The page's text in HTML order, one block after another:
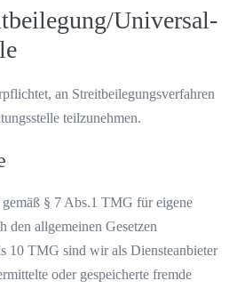
Universal­
an Streitbeilegungsverfahren
teilzunehmen.
§ 7 Abs.1 TMG für eigene
den allgemeinen Gesetzen
10 TMG sind wir als Diensteanbieter
oder gespeicherte fremde